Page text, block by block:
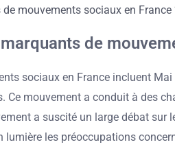
de
sociaux en France incluent
Ce mouvement a conduit à des
a suscité un large débat
les préoccupations